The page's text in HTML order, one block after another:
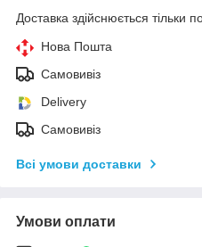
Доставка здійснюється тільки
Нова Пошта
Самовивіз
Delivery
Самовивіз
Всі умови доставки
Умови оплати